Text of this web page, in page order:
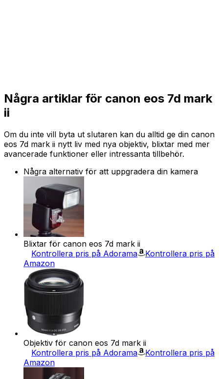
Några artiklar för canon eos 7d mark
ii
Om du inte vill byta ut slutaren kan du alltid ge din canon
eos 7d mark ii nytt liv med nya objektiv, blixtar med mer
avancerade funktioner eller intressanta tillbehör.
Några alternativ för att uppgradera din kamera
Blixtar för canon eos 7d mark ii
Kontrollera pris på Adorama
Kontrollera pris på
Amazon
Objektiv för canon eos 7d mark ii
Kontrollera pris på Adorama
Kontrollera pris på
Amazon